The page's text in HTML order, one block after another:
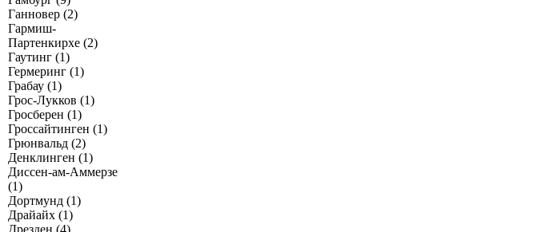
Ганновер (2)
Гармиш-
Партенкирхе (2)
Гаутинг (1)
Гермеринг (1)
Грабау (1)
Грос-Лукков (1)
Гросберен (1)
Гроссайтинген (1)
Грюнвальд (2)
Денклинген (1)
Диссен-ам-Аммерзе
(1)
Дортмунд (1)
Драйайх (1)
Дрезден (4)